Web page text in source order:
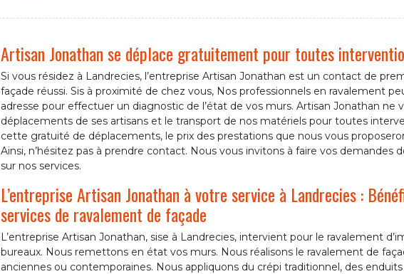
Artisan Jonathan se déplace gratuitement pour toutes
Si vous résidez à Landrecies, l’entreprise Artisan Jonathan est un contact de
façade réussi. Sis à proximité de chez vous, Nos professionnels en ravalement
adresse pour effectuer un diagnostic de l’état de vos murs. Artisan Jonathan ne
déplacements de ses artisans et le transport de nos matériels pour toutes
cette gratuité de déplacements, le prix des prestations que nous vous
Ainsi, n’hésitez pas à prendre contact. Nous vous invitons à faire vos demandes
sur nos services.
L’entreprise Artisan Jonathan à votre service à Landrecies :
services de ravalement de façade
L’entreprise Artisan Jonathan, sise à Landrecies, intervient pour le ravalement
bureaux. Nous remettons en état vos murs. Nous réalisons le ravalement de
anciennes ou contemporaines. Nous appliquons du crépi traditionnel, des